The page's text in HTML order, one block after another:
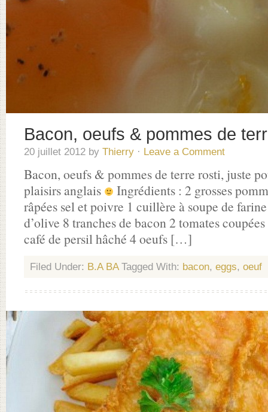
Bacon, oeufs & pommes de
20 juillet 2012 by Thierry · Leave a Comment
Bacon, oeufs & pommes de terre rosti, juste
plaisirs anglais
Ingrédients : 2 grosses
râpées sel et poivre 1 cuillère à soupe de
d’olive 8 tranches de bacon 2 tomates
café de persil hâché 4 oeufs […]
Filed Under: B.A BA Tagged With: bacon, eggs, oeuf